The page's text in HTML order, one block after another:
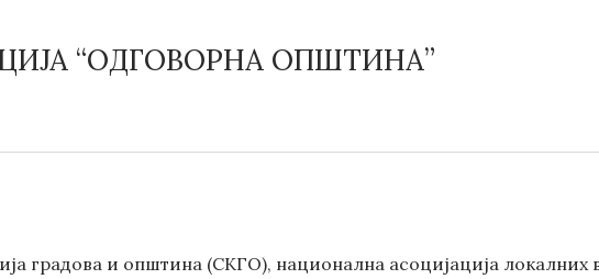
“ОДГОВОРНА ОПШТИНА”
градова и општина (СКГО), национална асоцијација локалних